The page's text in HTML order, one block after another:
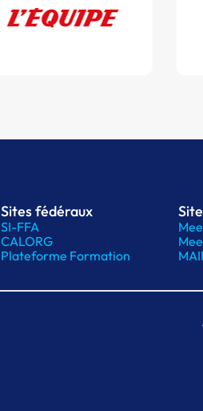
Sites fédéraux
SI-FFA
CALORG
Plateforme Formation